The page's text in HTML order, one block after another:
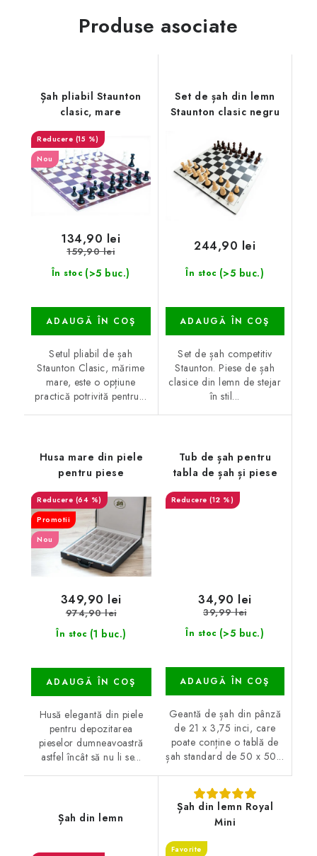
Produse asociate
Șah pliabil Staunton
clasic, mare
(15 %)
Nou
În stoc (>5 buc.)
134,90 lei
159,90 lei
ADAUGĂ ÎN COŞ
Setul pliabil de șah
Staunton Clasic, mărime
mare, este o opțiune
practică potrivită pentru...
Set de șah din lemn
Staunton clasic negru
În stoc (>5 buc.)
244,90 lei
ADAUGĂ ÎN COŞ
Set de șah competitiv
Staunton. Piese de șah
clasice din lemn de stejar
în stil...
Husa mare din piele
pentru piese
(64 %)
Promotii
Nou
În stoc (1 buc.)
349,90 lei
974,90 lei
ADAUGĂ ÎN COŞ
Husă elegantă din piele
pentru depozitarea
pieselor dumneavoastră
astfel încât să nu li se...
Tub de șah pentru
tabla de șah și piese
(12 %)
În stoc (>5 buc.)
34,90 lei
39,99 lei
ADAUGĂ ÎN COŞ
Geantă de șah din pânză
de 21 x 3,75 inci, care
poate conține o tablă de
șah standard de 50 x 50...
Șah din lemn
Șah din lemn Royal
Mini
Favorite